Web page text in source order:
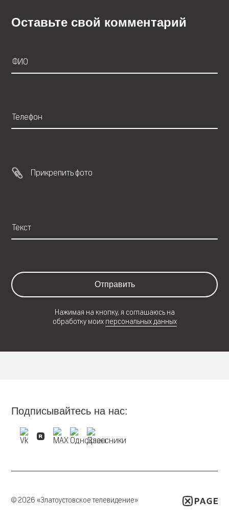
Оставьте свой комментарий
Прикрепить фото
Отправить
Нажимая на кнопку, я соглашаюсь на
обработку моих персональных данных
Подписывайтесь на нас:
© 2026 «Златоустовское телевидение»